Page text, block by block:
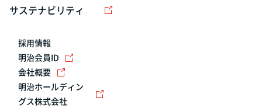
サステナビリティ
採用情報
明治会員ID
会社概要
明治ホールディン
グス株式会社